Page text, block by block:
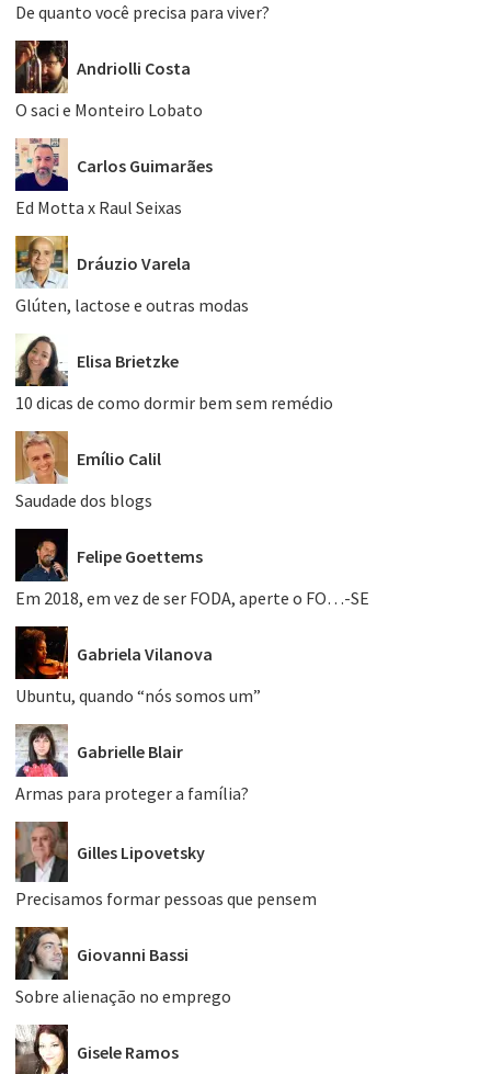
De quanto você precisa para viver?
Andriolli Costa
O saci e Monteiro Lobato
Carlos Guimarães
Ed Motta x Raul Seixas
Dráuzio Varela
Glúten, lactose e outras modas
Elisa Brietzke
10 dicas de como dormir bem sem remédio
Emílio Calil
Saudade dos blogs
Felipe Goettems
Em 2018, em vez de ser FODA, aperte o FO…-SE
Gabriela Vilanova
Ubuntu, quando “nós somos um”
Gabrielle Blair
Armas para proteger a família?
Gilles Lipovetsky
Precisamos formar pessoas que pensem
Giovanni Bassi
Sobre alienação no emprego
Gisele Ramos